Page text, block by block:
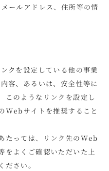
ールアドレス、住所等の情
クを設定している他の事業
容、あるいは、安全性等に
このようなリンクを設定し
Webサイトを推奨すること
たっては、リンク先のWeb
をよくご確認いただいた上
さい。